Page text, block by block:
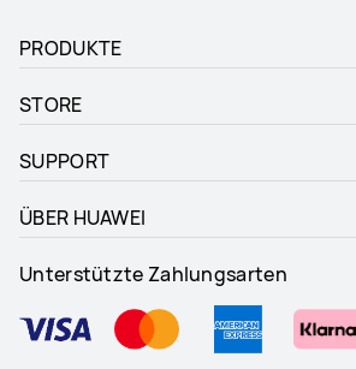
PRODUKTE
STORE
SUPPORT
ÜBER HUAWEI
Unterstützte Zahlungsarten